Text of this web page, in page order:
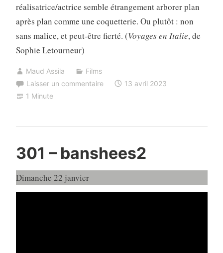
réalisatrice/actrice semble étrangement arborer plan
après plan comme une coquetterie. Ou plutôt : non
sans malice, et peut-être fierté. (Voyages en Italie, de
Sophie Letourneur)
Maud Assila
Films
Laisser un commentaire
13 avril 2023
1 Minute
301 – banshees2
Dimanche 22 janvier